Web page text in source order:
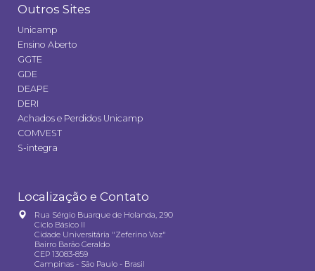
Outros Sites
Unicamp
Ensino Aberto
GGTE
GDE
DEAPE
DERI
Achados e Perdidos Unicamp
COMVEST
S-integra
Localização e Contato
Rua Sérgio Buarque de Holanda, 290
Ciclo Básico II
Cidade Universitária "Zeferino Vaz"
Bairro Barão Geraldo
CEP 13083-859
Campinas - São Paulo - Brasil